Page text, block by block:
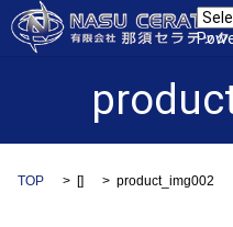
TOP [] product_img002